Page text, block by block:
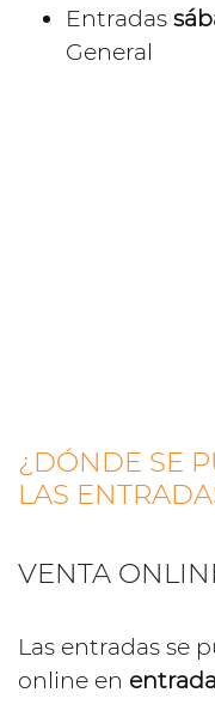
Entradas
General
¿DÓNDE SE
LAS
VENTA
Las entradas se
online en